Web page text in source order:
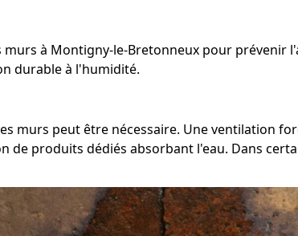
à Montigny-le-Bretonneux pour prévenir
durable à l'humidité.
murs peut être nécessaire. Une ventilation
de produits dédiés absorbant l'eau. Dans